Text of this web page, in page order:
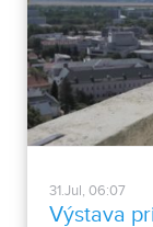
31.Jul, 06:07
Výstava